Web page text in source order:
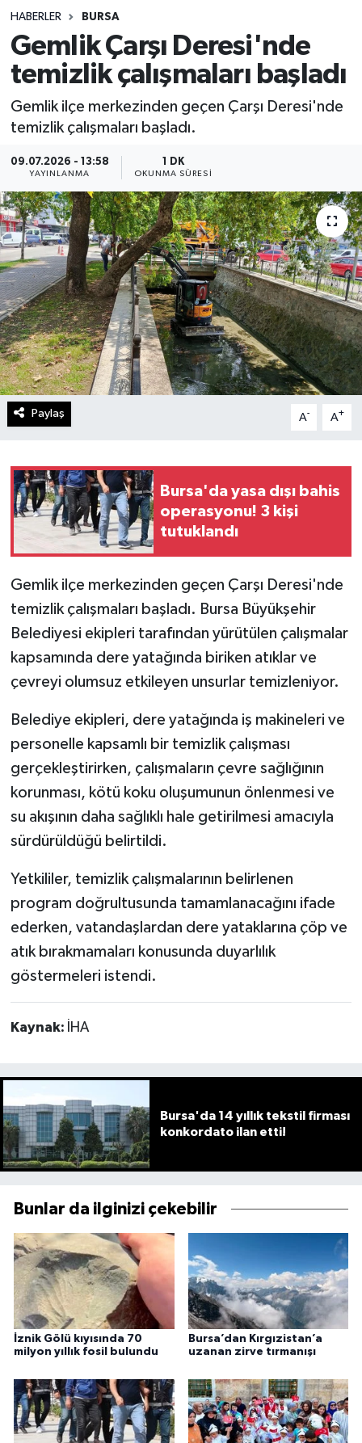
HABERLER BURSA
Gemlik Çarşı Deresi'nde
temizlik çalışmaları başladı
Gemlik ilçe merkezinden geçen Çarşı Deresi'nde
temizlik çalışmaları başladı.
09.07.2026 - 13:58
YAYINLANMA
1 DK
OKUNMA SÜRESI
Paylaş A- A+
Bursa'da yasa dışı bahis
operasyonu! 3 kişi
tutuklandı
Gemlik ilçe merkezinden geçen Çarşı Deresi'nde
temizlik çalışmaları başladı. Bursa Büyükşehir
Belediyesi ekipleri tarafından yürütülen çalışmalar
kapsamında dere yatağında biriken atıklar ve
çevreyi olumsuz etkileyen unsurlar temizleniyor.
Belediye ekipleri, dere yatağında iş makineleri ve
personelle kapsamlı bir temizlik çalışması
gerçekleştirirken, çalışmaların çevre sağlığının
korunması, kötü koku oluşumunun önlenmesi ve
su akışının daha sağlıklı hale getirilmesi amacıyla
sürdürüldüğü belirtildi.
Yetkililer, temizlik çalışmalarının belirlenen
program doğrultusunda tamamlanacağını ifade
ederken, vatandaşlardan dere yataklarına çöp ve
atık bırakmamaları konusunda duyarlılık
göstermeleri istendi.
Kaynak: İHA
Bursa'da 14 yıllık tekstil firması
konkordato ilan etti!
Bunlar da ilginizi çekebilir
İznik Gölü kıyısında 70
milyon yıllık fosil bulundu
Bursa’dan Kırgızistan’a
uzanan zirve tırmanışı
Spor
Teknoloji